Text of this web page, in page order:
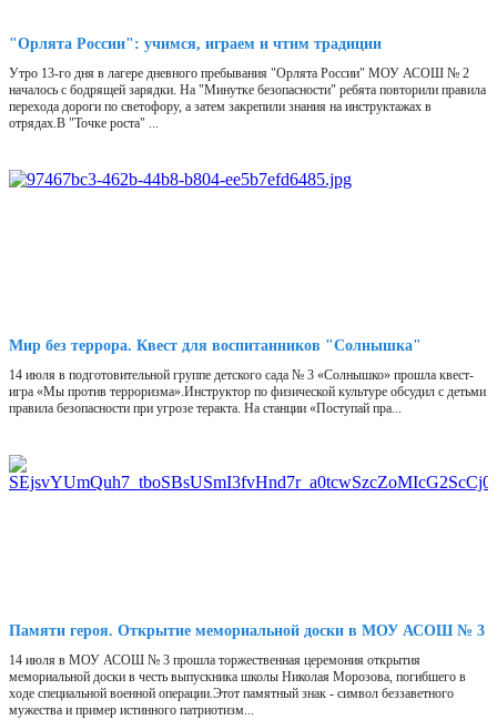
"Орлята России": учимся, играем и чтим традиции
Утро 13-го дня в лагере дневного пребывания "Орлята России" МОУ АСОШ № 2
началось с бодрящей зарядки. На "Минутке безопасности" ребята повторили правила
перехода дороги по светофору, а затем закрепили знания на инструктажах в
отрядах.В "Точке роста" ...
Мир без террора. Квест для воспитанников "Солнышка"
14 июля в подготовительной группе детского сада № 3 «Солнышко» прошла квест-
игра «Мы против терроризма».Инструктор по физической культуре обсудил с детьми
правила безопасности при угрозе теракта. На станции «Поступай пра...
Памяти героя. Открытие мемориальной доски в МОУ АСОШ № 3
14 июля в МОУ АСОШ № 3 прошла торжественная церемония открытия
мемориальной доски в честь выпускника школы Николая Морозова, погибшего в
ходе специальной военной операции.Этот памятный знак - символ беззаветного
мужества и пример истинного патриотизм...